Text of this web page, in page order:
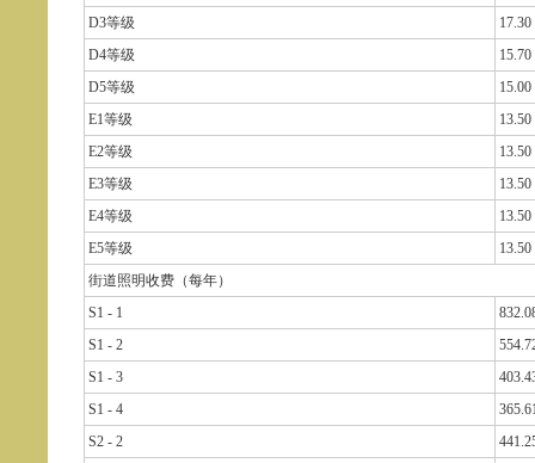
D3等级
17.30
D4等级
15.70
D5等级
15.00
E1等级
13.50
E2等级
13.50
E3等级
13.50
E4等级
13.50
E5等级
13.50
街道照明收费（每年）
S1 - 1
S1 - 2
S1 - 3
S1 - 4
S2 - 2